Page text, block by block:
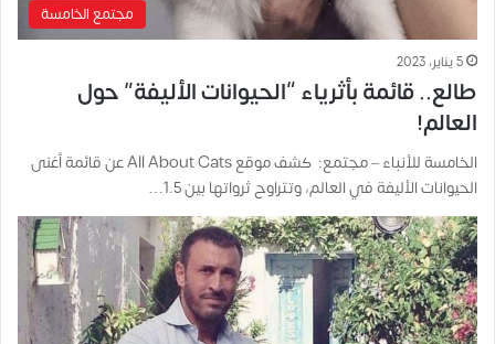
مجتمع الخامسة
5 يناير، 2023
طالع.. قائمة بأثرياء “الحيوانات الأليفة” حول
العالم!
الخامسة للأنباء – مجتمع: كشف موقع All About Cats عن قائمة أغنى
الحيوانات الأليفة في العالم، وتتراوح ثرواتها بين 1.5…